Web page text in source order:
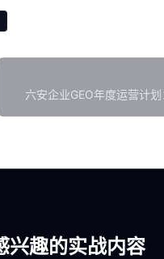
六安企业GEO年度运营计
兴趣的实战内容